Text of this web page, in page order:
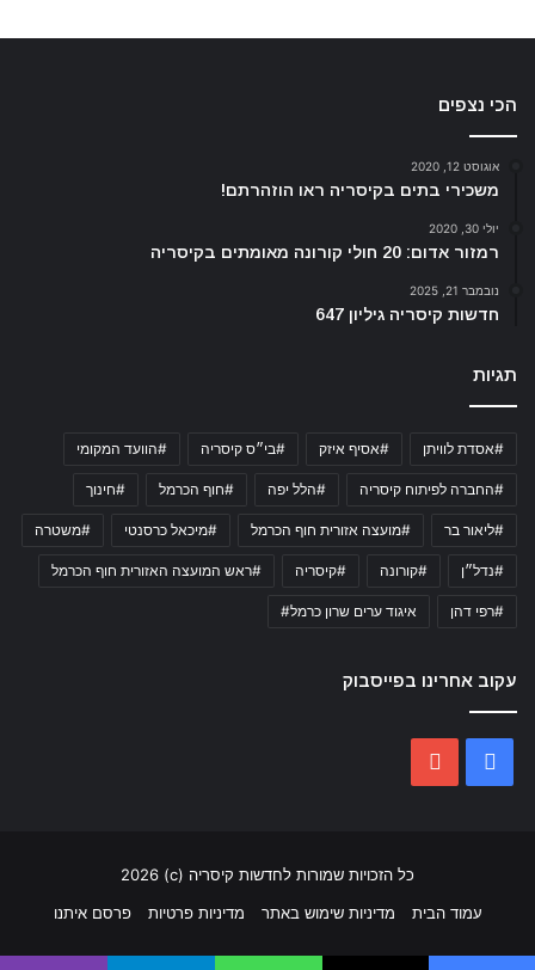
הכי נצפים
אוגוסט 12, 2020
משכירי בתים בקיסריה ראו הוזהרתם!
יולי 30, 2020
רמזור אדום: 20 חולי קורונה מאומתים בקיסריה
נובמבר 21, 2025
חדשות קיסריה גיליון 647
תגיות
#אסדת לוויתן #אסיף איזק #בי״ס קיסריה #הוועד המקומי
#החברה לפיתוח קיסריה #הלל יפה #חוף הכרמל #חינוך
#ליאור בר #מועצה אזורית חוף הכרמל #מיכאל כרסנטי #משטרה
#נדל״ן #קורונה #קיסריה #ראש המועצה האזורית חוף הכרמל
#רפי דהן איגוד ערים שרון כרמל#
עקוב אחרינו בפייסבוק
Facebook
כל הזכויות שמורות לחדשות קיסריה (c) 2026
עמוד הבית
מדיניות שימוש באתר מדיניות פרטיות פרסם איתנו